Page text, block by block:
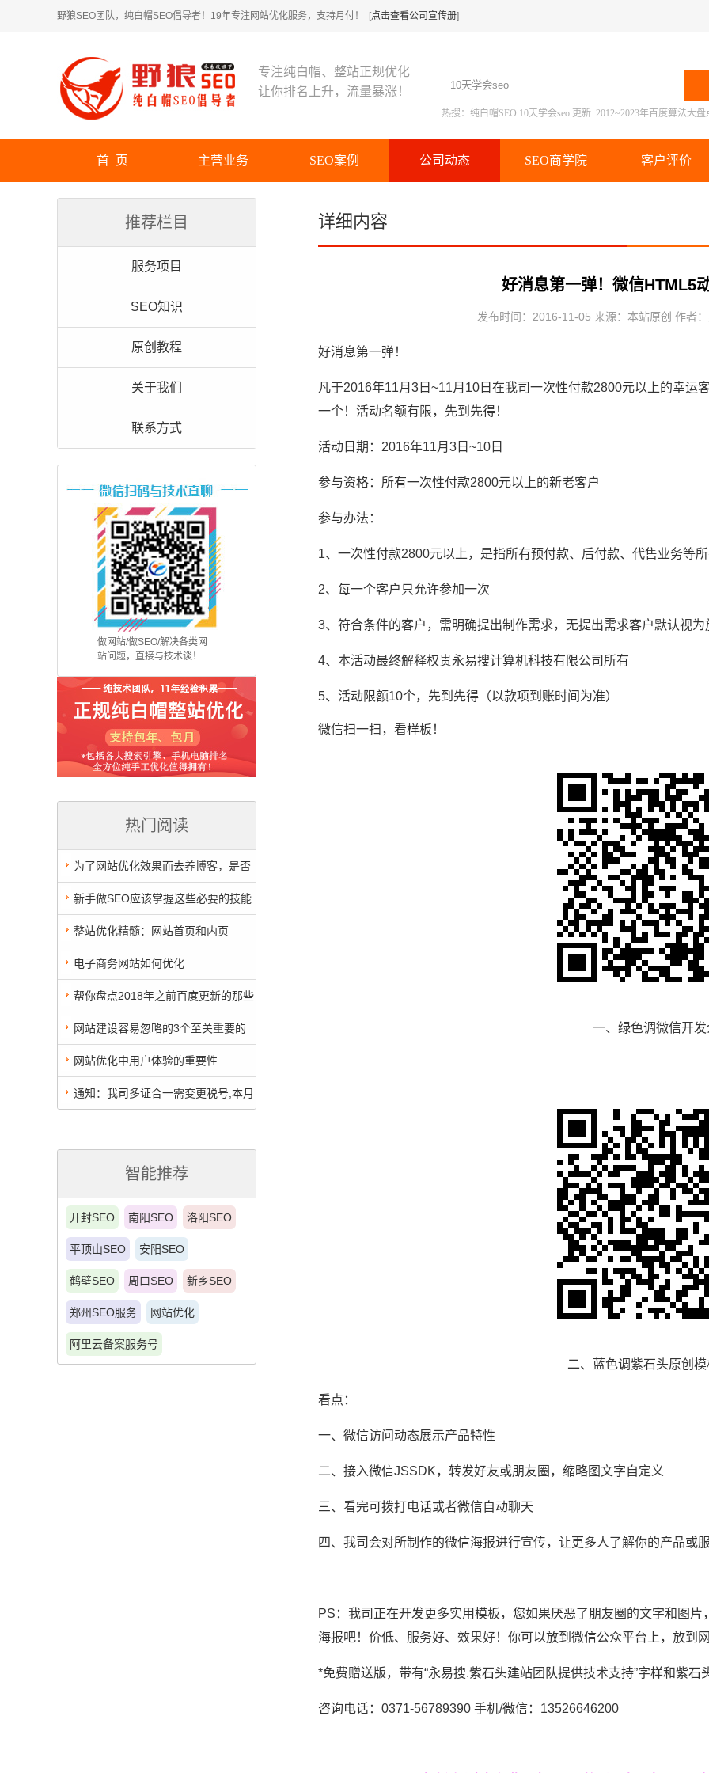
野狼SEO团队，纯白帽SEO倡导者！19年专注网站优化服务，支持月付！ [点击查看公司宣传册]
专注纯白帽、整站正规优化
让你排名上升，流量暴涨！
热搜： 纯白帽SEO 10天学会seo 更新 2012~2023年百度算法大盘
首 页 主营业务 SEO案例 公司动态 SEO商学院 客户评价
推荐栏目
服务项目
SEO知识
原创教程
关于我们
联系方式
做网站/做SEO/解决各类网
站问题，直接与技术谈！
热门阅读
为了网站优化效果而去养博客，是否
值得？
新手做SEO应该掌握这些必要的技能
整站优化精髓：网站首页和内页
SEO，都在做，合理抢占关键词
电子商务网站如何优化
帮你盘点2018年之前百度更新的那些
算法（百度算法更新总结）
网站建设容易忽略的3个至关重要的
点 网站优化中用户体验的重要性
通知：我司多证合一需变更税号,本月
智能推荐
开封SEO 南阳SEO 洛阳SEO
平顶山SEO 安阳SEO
鹤壁SEO 周口SEO 新乡SEO
郑州SEO服务 网站优化
阿里云备案服务号
详细内容
好消息第一弹！微信HTML5
发布时间：2016-11-05 来源：本站原创 作者
好消息第一弹！
凡于2016年11月3日~11月10日在我司一次性付款2800元以上的幸运
一个！活动名额有限，先到先得！
活动日期：2016年11月3日~10日
参与资格：所有一次性付款2800元以上的新老客户
参与办法：
1、一次性付款2800元以上，是指所有预付款、后付款、代售业务等
2、每一个客户只允许参加一次
3、符合条件的客户，需明确提出制作需求，无提出需求客户默认视为
4、本活动最终解释权贵永易搜计算机科技有限公司所有
5、活动限额10个，先到先得（以款项到账时间为准）
微信扫一扫，看样板！
一、绿色调微信开
二、蓝色调紫石头原创
看点：
一、微信访问动态展示产品特性
二、接入微信JSSDK，转发好友或朋友圈，缩略图文字自定义
三、看完可拨打电话或者微信自动聊天
四、我司会对所制作的微信海报进行宣传，让更多人了解你的产品或
PS：我司正在开发更多实用模板，您如果厌恶了朋友圈的文字和图
海报吧！价低、服务好、效果好！你可以放到微信公众平台上，放到
*免费赠送版，带有“永易搜.紫石头建站团队提供技术支持”字样和紫
咨询电话：0371-56789390 手机/微信：13526646200